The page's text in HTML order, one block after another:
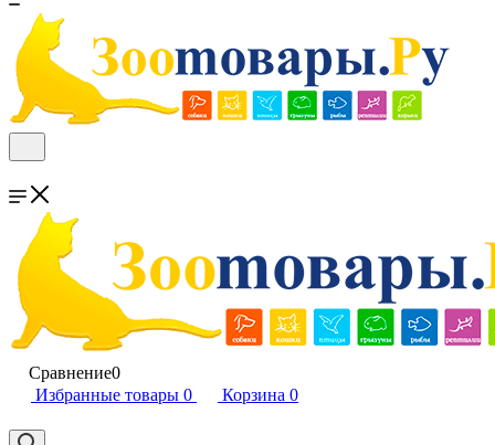
Сравнение0
Избранные товары 0 Корзина 0